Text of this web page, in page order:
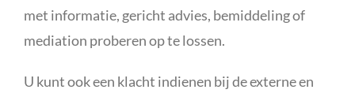
met informatie, gericht advies, bemiddeling of
mediation proberen op te lossen.
U kunt ook een klacht indienen bij de externe en